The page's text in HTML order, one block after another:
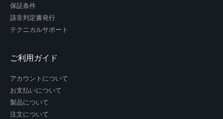
保証条件
該非判定書発行
テクニカルサポート
ご利用ガイド
アカウントについて
お支払いについて
製品について
注文について